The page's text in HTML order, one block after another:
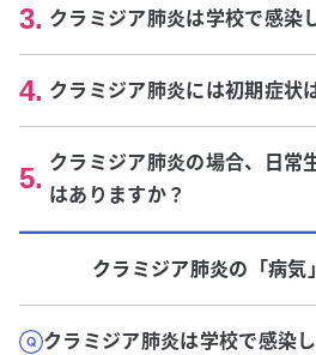
3. クラミジア肺炎は学校で感染
4. クラミジア肺炎には初期症状
5. クラミジア肺炎の場合、日常
はありますか？
クラミジア肺炎の「病気
クラミジア肺炎は学校で感染